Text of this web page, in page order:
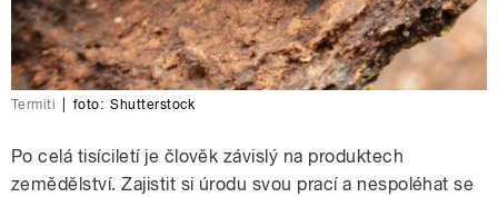
Termiti foto: Shutterstock
Po celá tisíciletí je člověk závislý na produktech
zemědělství. Zajistit si úrodu svou prací a nespoléhat se